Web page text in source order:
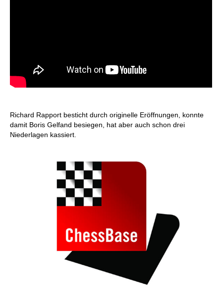
Richard Rapport besticht durch originelle Eröffnungen, konnte
damit Boris Gelfand besiegen, hat aber auch schon drei
Niederlagen kassiert.